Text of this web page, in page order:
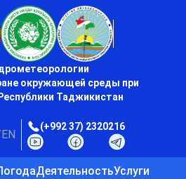
окружающей среды при
Таджикистан
EN
(+992 37) 2320216
ДеятельностьУслуги